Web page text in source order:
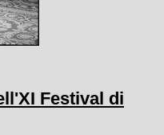
Festival di